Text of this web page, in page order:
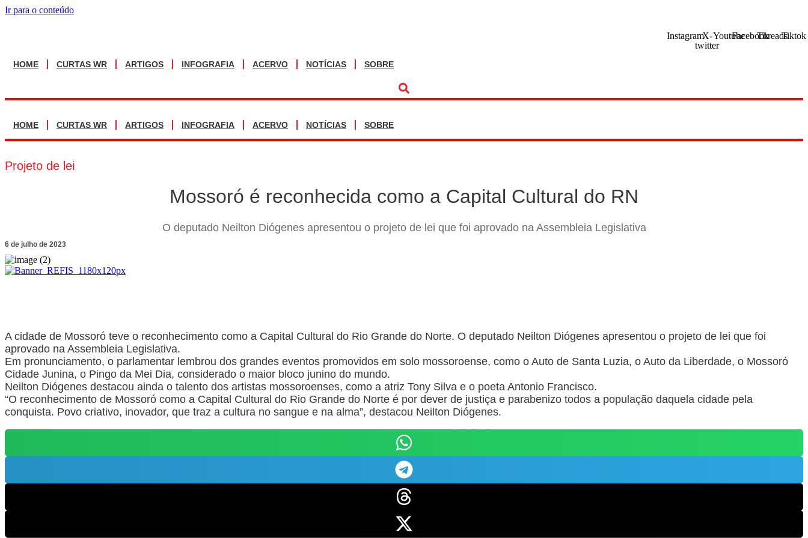
Ir para o conteúdo
InstagramX-
twitter
YoutubeFacebookThreadsTiktok
HOME CURTAS WR ARTIGOS INFOGRAFIA ACERVO NOTÍCIAS SOBRE
HOME CURTAS WR ARTIGOS INFOGRAFIA ACERVO NOTÍCIAS SOBRE
Projeto de lei
Mossoró é reconhecida como a Capital Cultural do RN
O deputado Neilton Diógenes apresentou o projeto de lei que foi aprovado na Assembleia Legislativa
6 de julho de 2023
A cidade de Mossoró teve o reconhecimento como a Capital Cultural do Rio Grande do Norte. O deputado Neilton Diógenes apresentou o projeto de lei que foi
aprovado na Assembleia Legislativa.
Em pronunciamento, o parlamentar lembrou dos grandes eventos promovidos em solo mossoroense, como o Auto de Santa Luzia, o Auto da Liberdade, o Mossoró
Cidade Junina, o Pingo da Mei Dia, considerado o maior bloco junino do mundo.
Neilton Diógenes destacou ainda o talento dos artistas mossoroenses, como a atriz Tony Silva e o poeta Antonio Francisco.
“O reconhecimento de Mossoró como a Capital Cultural do Rio Grande do Norte é por dever de justiça e parabenizo todos a população daquela cidade pela
conquista. Povo criativo, inovador, que traz a cultura no sangue e na alma”, destacou Neilton Diógenes.